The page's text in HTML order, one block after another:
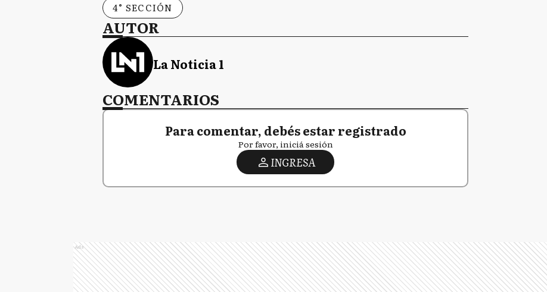
4° SECCIÓN
AUTOR
La Noticia 1
COMENTARIOS
Para comentar, debés estar registrado
Por favor, iniciá sesión
INGRESA
Ads